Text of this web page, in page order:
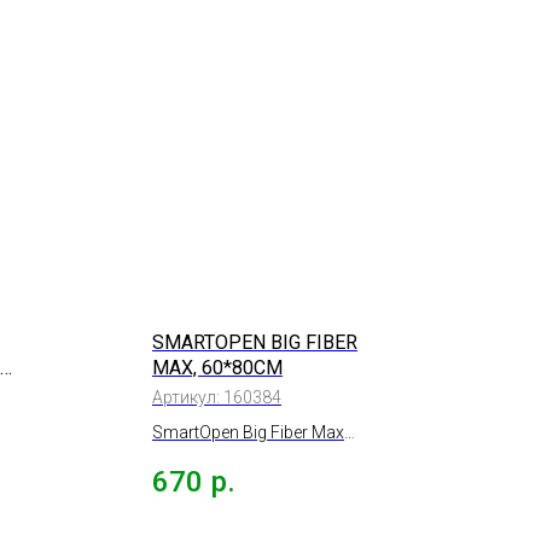
SMARTOPEN BIG FIBER
MAX, 60*80СМ
Артикул: 160384
SmartOpen Big Fiber Max
сушки автомобиля 510г/м,
670 р.